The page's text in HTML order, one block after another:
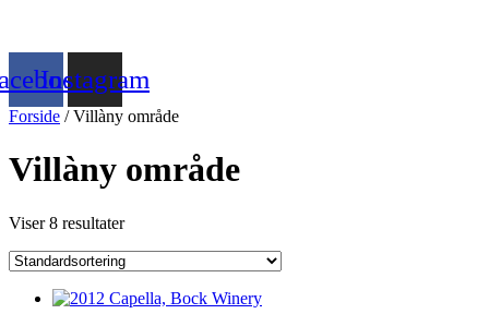
Instagram
Forside / Villàny område
Villàny område
Viser 8 resultater